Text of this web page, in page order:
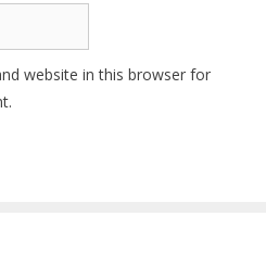
website in this browser for